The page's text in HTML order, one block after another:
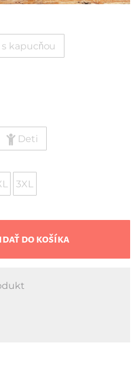
kapucňou
Deti
3XL
do košíka